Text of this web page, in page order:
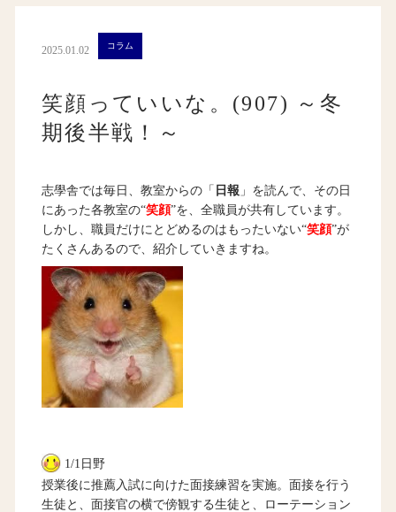
2025.01.02 コラム
笑顔っていいな。(907) ～冬
期後半戦！～
志學舎では毎日、教室からの「 日報 」を読んで、その日
にあった各教室の“笑顔”を、全職員が共有しています。
しかし、職員だけにとどめるのはもったいない“笑顔”が
たくさんあるので、紹介していきますね。
1/1日野
授業後に推薦入試に向けた面接練習を実施。面接を行う
生徒と、面接官の横で傍観する生徒と、ローテーション